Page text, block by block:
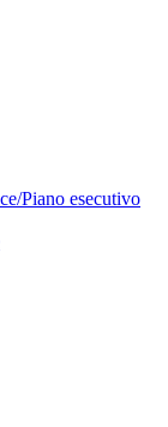
Piano esecutivo